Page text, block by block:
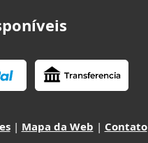
| Mapa da Web | Contato